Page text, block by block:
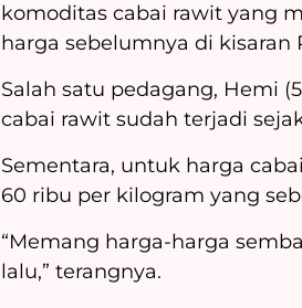
komoditas cabai rawit yang
harga sebelumnya di kisaran
Salah satu pedagang, Hemi
cabai rawit sudah terjadi
Sementara, untuk harga
60 ribu per kilogram yang
“Memang harga-harga
lalu,” terangnya.